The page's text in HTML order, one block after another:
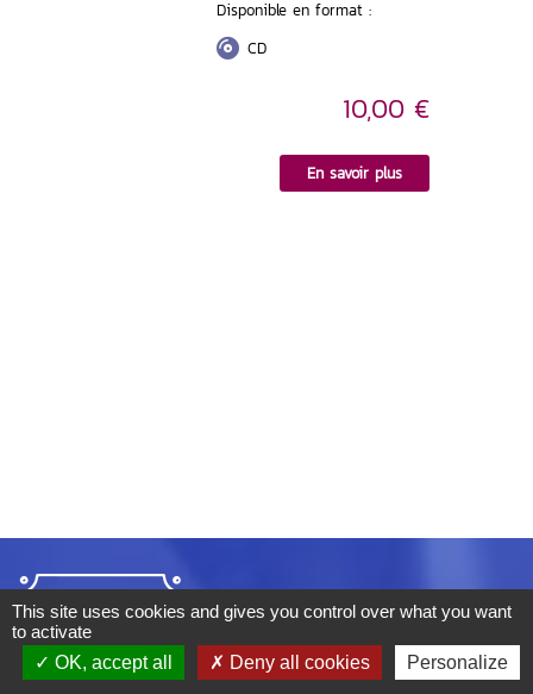
Disponible en format :
CD
10,00 €
En savoir plus
This site uses cookies and gives you control over what you want
to activate
OK, accept all
Deny all cookies Personalize